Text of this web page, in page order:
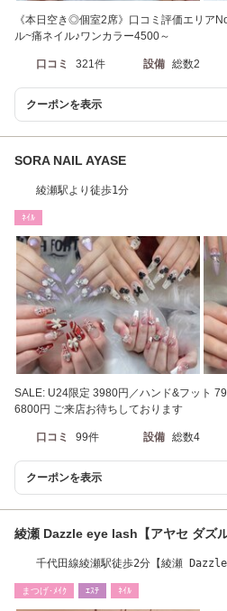
《本日空き◎個室2席》口コミ評価エリア
ル~痛ネイル♪ワンカラー4500～
口コミ 321件 設備 総数2
クーポンを表示
SORA NAIL AYASE
綾瀬駅より徒歩1分
ﾈｲﾙ
SALE: U24限定 3980円／ハンド&フット
6800円 ご来店お待ちしております
口コミ 99件 設備 総数4
クーポンを表示
綾瀬 Dazzle eye lash【アヤセ ダズ
千代田線綾瀬駅徒歩2分【綾瀬
まつげ･ﾒｲｸ ｴｽﾃ ﾈｲﾙ